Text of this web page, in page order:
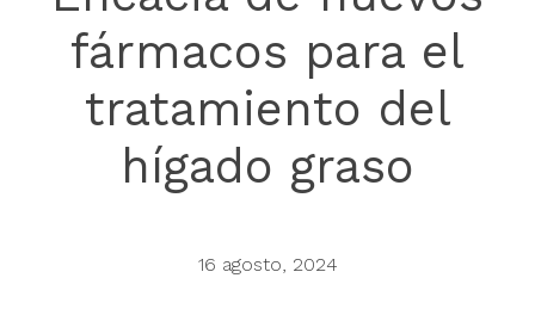
Contáctanos
fármacos para el
tratamiento del
hígado graso
16 agosto, 2024